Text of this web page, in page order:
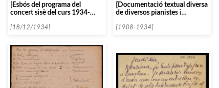
[Esbós del programa del
concert sisè del curs 1934-
[18/12/1934]
[Documentació textual diversa
de diversos pianistes i
la lletra D]
[1908-1934]